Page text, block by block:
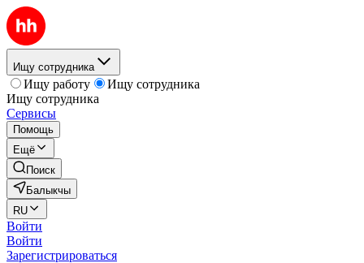
Ищу сотрудника
Ищу работу
Ищу сотрудника
Ищу сотрудника
Сервисы
Помощь
Ещё
Поиск
Балыкчы
RU
Войти
Войти
Зарегистрироваться